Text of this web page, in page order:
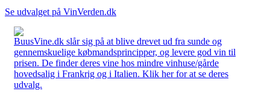
Se udvalget på VinVerden.dk
BuusVine.dk slår sig på at blive drevet ud fra sunde og
gennemskuelige købmandsprincipper, og levere god vin til
prisen. De finder deres vine hos mindre vinhuse/gårde
hovedsalig i Frankrig og i Italien. Klik her for at se deres
udvalg.